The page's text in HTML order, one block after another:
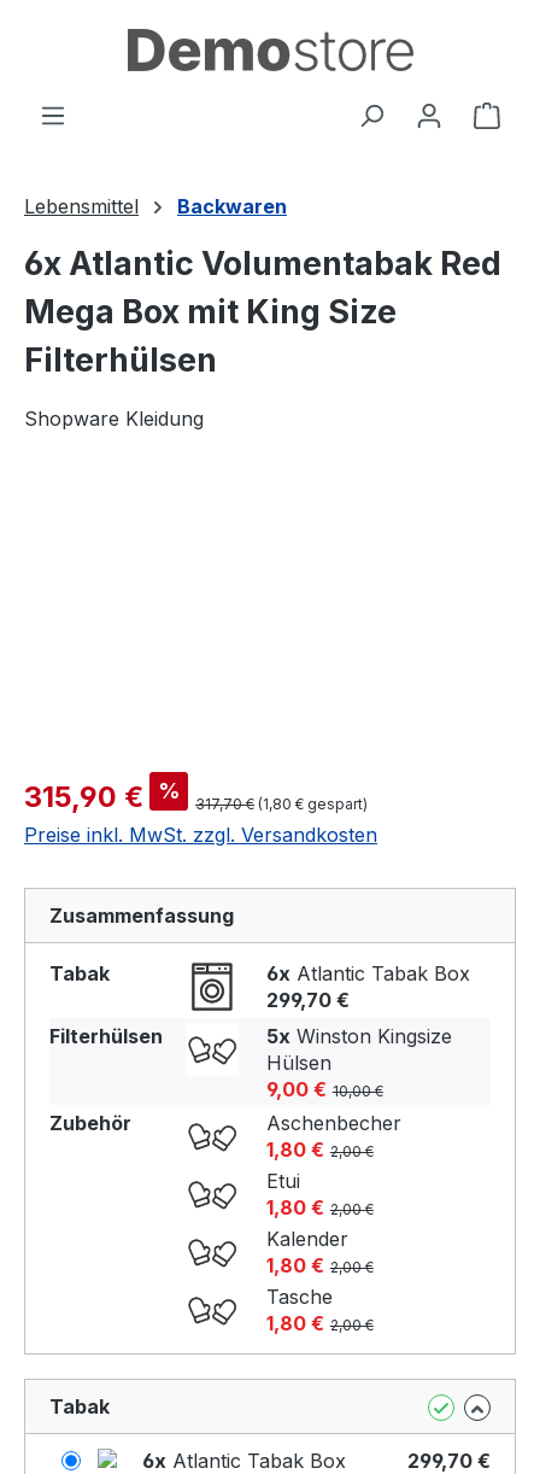
Lebensmittel Backwaren
6x Atlantic Volumentabak Red
Mega Box mit King Size
Filterhülsen
Shopware Kleidung
315,90 € %
317,70 € (1,80 € gespart)
Preise inkl. MwSt. zzgl. Versandkosten
Zusammenfassung
Tabak 6xAtlantic Tabak Box
299,70 €
Filterhülsen
5xWinston Kingsize
Hülsen
9,00 € 10,00 €
Zubehör
Aschenbecher
1,80 € 2,00 €
Etui
1,80 € 2,00 €
Kalender
1,80 € 2,00 €
Tasche
1,80 € 2,00 €
Tabak
6x Atlantic Tabak Box 299,70 €